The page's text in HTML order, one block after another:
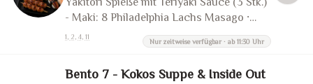
- Maki: 8 Philadelphia Lachs Masago ·
Nigiri: 1 Aal, 1 Ebi
1, 2, 4, 11
Nur zeitweise verfügbar · ab 11:30 Uhr
Bento 7 - Kokos Suppe & Inside Out